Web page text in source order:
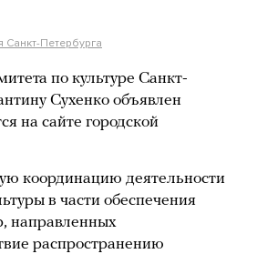
Санкт-Петербурга
по культуре Санкт-
Сухенко объявлен
на сайте городской
координацию деятельности
в части обеспечения
направленных
распространению